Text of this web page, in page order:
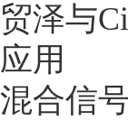
贸泽与
应用
混合信